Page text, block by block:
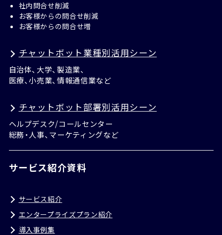
社内問合せ削減
お客様からの問合せ削減
お客様からの問合せ増
チャットボット業種別活用シーン
自治体、大学、製造業、
医療、小売業、情報通信業など
チャットボット部署別活用シーン
ヘルプデスク/コールセンター
総務・人事、マーケティングなど
サービス紹介資料
サービス紹介
エンタープライズプラン紹介
導入事例集